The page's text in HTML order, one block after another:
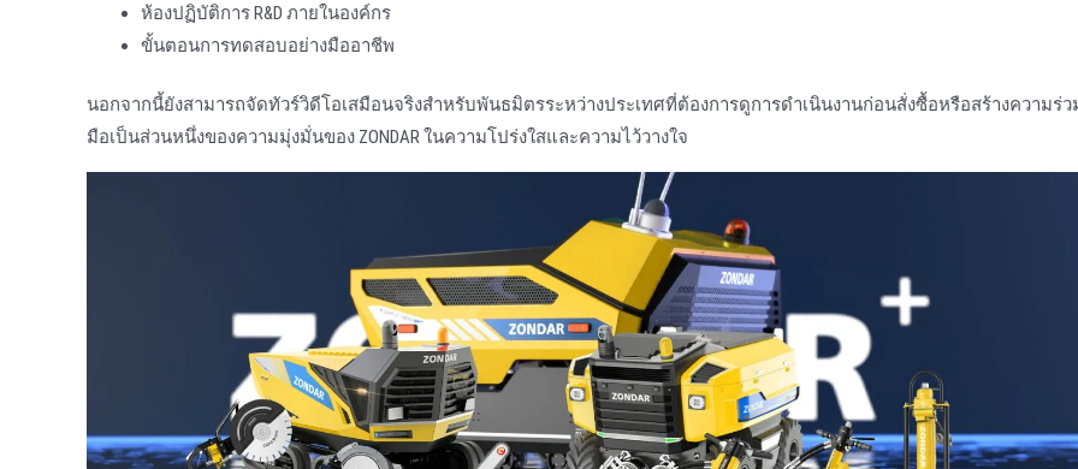
ห้องปฏิบัติการ R&D ภายในองค์กร
ขั้นตอนการทดสอบอย่างมืออาชีพ
นอกจากนี้ยังสามารถจัดทัวร์วิดีโอเสมือนจริงสําหรับพันธมิตรระหว่างประเทศที่ต้องการดูการดําเนินงานก่อนสั่งซื้อหรือสร้างความร่ว
มือเป็นส่วนหนึ่งของความมุ่งมั่นของ ZONDAR ในความโปร่งใสและความไว้วางใจ